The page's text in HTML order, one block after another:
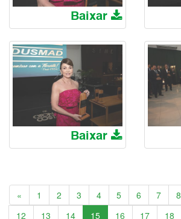
Baixar
Baixar
« Anterior
1 2 3 4 5 6 7 8
12
13 14 15 16 17 18